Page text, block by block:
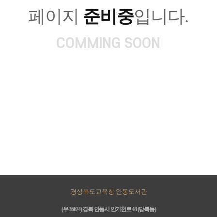
페이지 준비중입니다.
COMMING SOON
경상북도교육청 안동도서관
(우 36674) 경북 안동시 안기천로 48 (당북동)